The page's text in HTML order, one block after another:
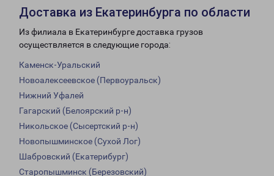
Доставка из Екатеринбурга по области
Из филиала в Екатеринбурге доставка грузов
осуществляется в следующие города:
Каменск-Уральский
Новоалексеевское (Первоуральск)
Нижний Уфалей
Гагарский (Белоярский р-н)
Никольское (Сысертский р-н)
Новопышминское (Сухой Лог)
Шабровский (Екатерибург)
Старопышминск (Березовский)